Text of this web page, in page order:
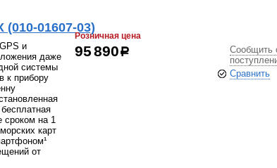
(010-01607-03)
и
даже
системы
к прибору
сроком на 1
карт
от
Розничная цена
95 890р
Сообщить
Сравнить